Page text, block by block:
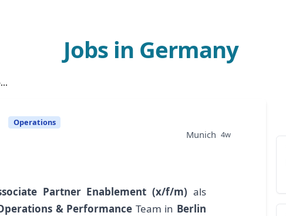
Jobs in Germany
Operations
Munich 4w
Partner Enablement (x/f/m) als
& Performance Team in Berlin